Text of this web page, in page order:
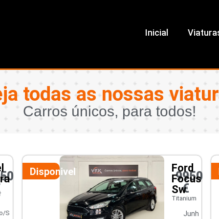
Inicial
todas as nossas
Carros únicos, para todos!
S
Disponivel
Ford
Focus
Sw
Titanium
Junh
9950
€